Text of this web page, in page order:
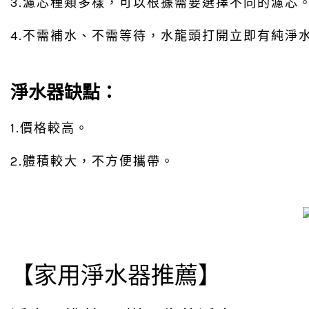
4.不需補水、不需等待，水龍頭打開立即有純淨
淨水器缺點：
1.價格較高。
2.體積較大，不方便攜帶。
【家用淨水器推薦】